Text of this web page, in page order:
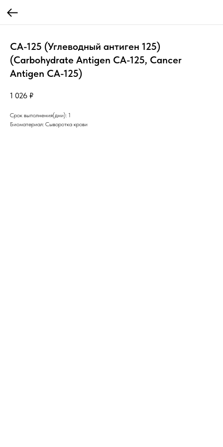
СА-125 (Углеводный антиген 125)
(Carbohydrate Antigen СА-125, Cancer
Antigen СА-125)
1 026 ₽
Срок выполнения(дни): 1
Биоматериал: Сыворотка крови